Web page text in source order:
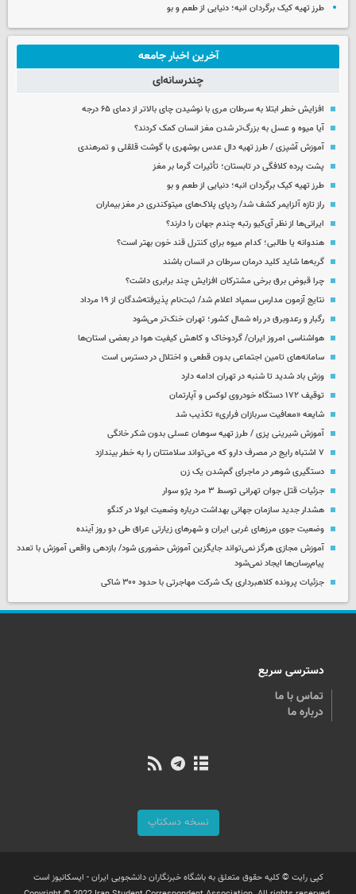
طرز تهیه کیک برگردان انبه؛ دنیایی از طعم و بو
آخرین اخبار جامعه
چندرسانه‌ای
افزایش خطر ابتلا به سرطان مری با نوشیدن چای بالاتر از دمای ۶۵ درجه
آیا میوه و عسل به بزرگ‌تر شدن مغز انسان کمک کردند؟
آموزش آشپزی / طرز تهیه دال عدس بوشهری با گوشت قلقلی و تمرهندی
پشت پرده کلافگی در تابستان؛ تأثیرات گرما بر مغز
طرز تهیه کیک برگردان انبه؛ دنیایی از طعم و بو
راز تازه آلزایمر کشف شد/ ردپای پلاک‌های میتوکندری در مغز بیماران
ایرانی‌ها از نظر آی‌کیو رتبه چندم جهان را دارند؟
هندوانه یا طالبی؛ کدام‌ میوه برای کنترل قند خون بهتر است؟
گربه‌ها شاید کلید درمان سرطان در انسان باشند
چرا قبوض برق برخی مشترکان افزایش چند برابری داشت؟
نتایج آزمون مدارس سمپاد اعلام شد/ ثبت‌نام پذیرفته‌شدگان از ۱۹ مرداد
رگبار و رعدوبرق در راه شمال کشور؛ تهران خنک‌تر می‌شود
هواشناسی امروز ایران/ گردوخاک و کاهش کیفیت هوا در بعضی استان‌ها
سامانه‌های تامین اجتماعی بدون قطعی و اختلال در دسترس است
وزش باد شدید تا شنبه در تهران ادامه دارد
توقیف ۱۷۲ دستگاه خودروی لوکس و آپارتمان
شایعه «معافیت سربازان فراری» تکذیب شد
آموزش شیرینی پزی / طرز تهیه سوهان عسلی بدون شکر خانگی
۷ اشتباه رایج در مصرف دارو که می‌تواند سلامتتان را به خطر بیندازد
دستگیری شوهر در ماجرای گم‌شدن یک زن
جزئیات قتل جوان تهرانی توسط ۳ مرد پژو سوار
هشدار جدید سازمان جهانی بهداشت درباره وضعیت ابولا در کنگو
وضعیت جوی مرزهای غربی ایران و شهرهای زیارتی عراق طی دو روز آینده
آموزش مجازی هرگز نمی‌تواند جایگزین آموزش حضوری شود/ بازدهی واقعی آموزش با تعدد
پیام‌رسان‌ها ایجاد نمی‌شود
جزئیات پرونده کلاهبرداری یک شرکت مهاجرتی با حدود ۳۰۰ شاکی
دسترسی سریع
تماس با ما
درباره ما
نسخه دسکتاپ
کپی رایت © کلیه حقوق متعلق به باشگاه خبرنگاران دانشجویی ایران - ایسکانیوز است